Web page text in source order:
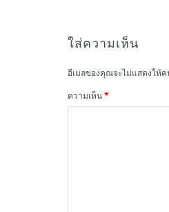
ใส่ความเห็น
อีเมลของคุณจะไม่แสดงให้
ความเห็น*